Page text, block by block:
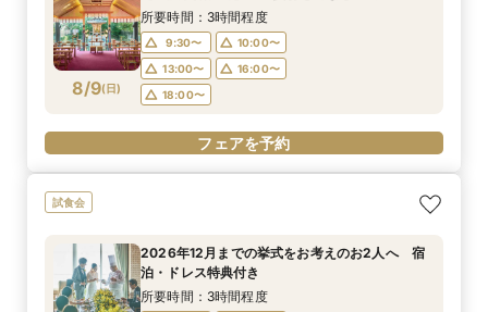
8/9(日)
所要時間：3時間程度
9:30〜
10:00〜
13:00〜
16:00〜
18:00〜
フェアを予約
試食会
2026年12月までの挙式をお考えのお2人へ 宿
泊・ドレス特典付き
所要時間：3時間程度